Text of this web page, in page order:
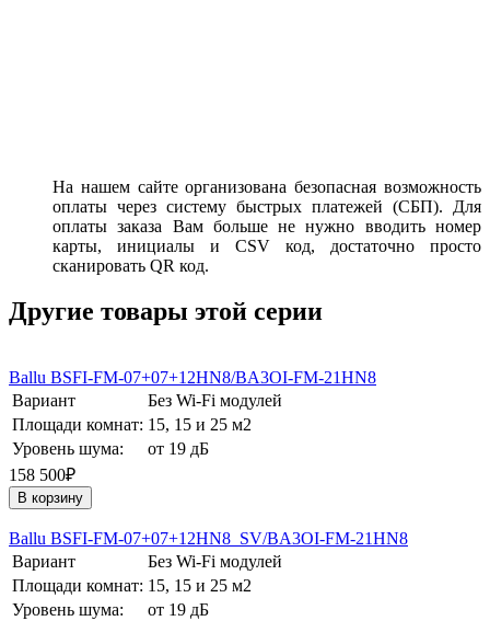
На нашем сайте организована безопасная возможность
оплаты через систему быстрых платежей (СБП). Для
оплаты заказа Вам больше не нужно вводить номер
карты, инициалы и CSV код, достаточно просто
сканировать QR код.
Другие товары этой серии
Ballu BSFI-FM-07+07+12HN8/BA3OI-FM-21HN8
Вариант
Без Wi-Fi модулей
Площади комнат: 15, 15 и 25 м2
Уровень шума:
от 19 дБ
158 500₽
В корзину
Ballu BSFI-FM-07+07+12HN8_SV/BA3OI-FM-21HN8
Вариант
Без Wi-Fi модулей
Площади комнат: 15, 15 и 25 м2
Уровень шума:
от 19 дБ